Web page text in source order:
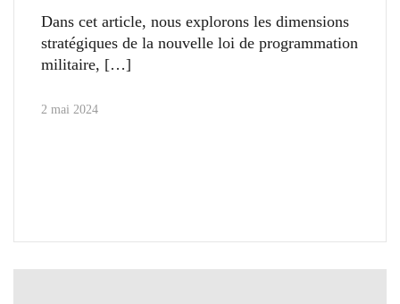
Dans cet article, nous explorons les dimensions
stratégiques de la nouvelle loi de programmation
militaire,
2 mai 2024